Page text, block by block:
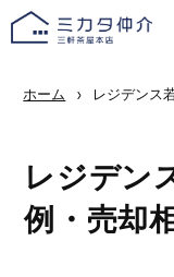
ホーム レジデンス
レジデン
例・売却